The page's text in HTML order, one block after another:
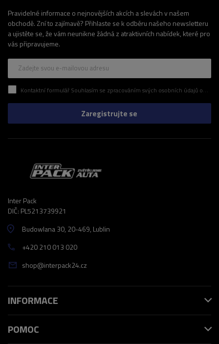
Pravidelné informace o nejnovějších akcích a slevách v našem
obchodě. Zní to zajímavě? Přihlaste se k odběru našeho newsletteru
a ujistěte se, že vám neunikne žádná z atraktivních nabídek, které pro
vás připravujeme.
Zadejte svou e-mailovou adresu
Kontaktní formulář Souhlasím se zpracováním svých osobních údajů obsažených v kontaktním formuláři v souladu s nařízením Evropského parlamentu a Rady (EU)
Zaregistrujte se
Inter Pack
DIČ: PL5213739921
Budowlana 30, 20-469, Lublin
+420 210 013 020
shop@interpack24.cz
INFORMACE
POMOC